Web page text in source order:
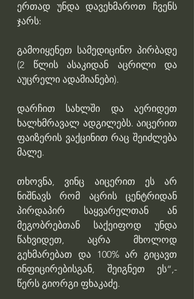
ერთად უნდა დავეხმაროთ ჩვენს
ჯარს:
გამოიყენეთ სამედიცინო პირბადე
(2 წლის ასაკიდან აცრილი და
აუცრელი ადამიანები).
დარჩით სახლში და აერიდეთ
ხალხმრავალ ადგილებს. აიცერით
ფაიზერის ვაქცინით რაც შეიძლება
მალე.
თხოვნა, ვინც აიცერით ეს არ
ნიშნავს რომ აცრის ცენტრიდან
პირდაპირ საყვარელთან ან
მეგობრებთან საქეიფოდ უნდა
წახვიდეთ, აცრა მხოლოდ
გეხმარებათ და 100% არ გიცავთ
ინფიცირებისგან, შეიგნეთ ეს“,-
წერს გიორგი ფხაკაძე.